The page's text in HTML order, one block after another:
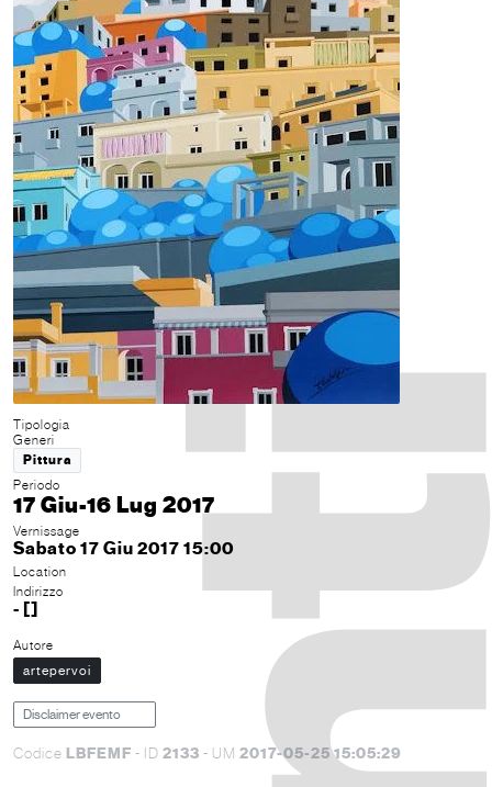
Tipologia
Generi
Pittura
Periodo
17 Giu-16 Lug 2017
Vernissage
Sabato 17 Giu 2017 15:00
Location
Indirizzo
- []
Autore
artepervoi
Disclaimer evento
Codice LBFEMF - ID 2133 - UM 2017-05-25 15:05:29